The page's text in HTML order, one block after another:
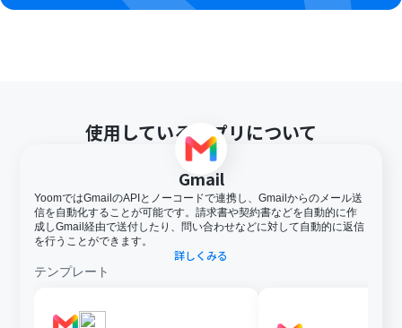
使用しているアプリについて
Gmail
YoomではGmailのAPIとノーコードで連携し、Gmailからのメール送
信を自動化することが可能です。請求書や契約書などを自動的に作
成しGmail経由で送付したり、問い合わせなどに対して自動的に返信
を行うことができます。
詳しくみる
テンプレート